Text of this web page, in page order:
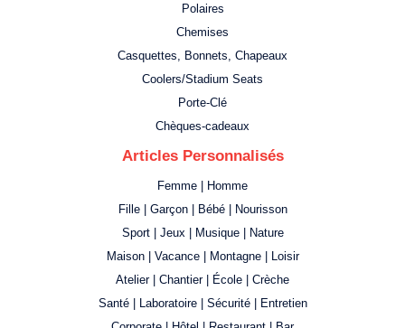
Polaires
Chemises
Casquettes, Bonnets, Chapeaux
Coolers/Stadium Seats
Porte-Clé
Chèques-cadeaux
Articles Personnalisés
Femme | Homme
Fille | Garçon | Bébé | Nourisson
Sport | Jeux | Musique | Nature
Maison | Vacance | Montagne | Loisir
Atelier | Chantier | École | Crèche
Santé | Laboratoire | Sécurité | Entretien